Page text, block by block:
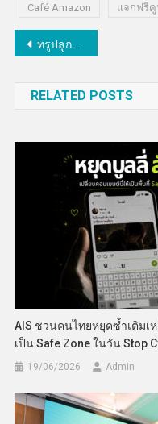
Café Amazon
แจกฟรีคู
แนะแนว
ทรูปลูกปัญญาร่วมกับมูลนิธิพลังน้ำใจและภาคีเครือข่าย ผนึกกำลังฟื้นฟูโรงเรียนที่ได้รับผลกระทบจากภัยพิบัติผ่านคอนเสิร์ตการกุศล”พลังน้ำใจไทย”
RELATED POSTS
AIS ชวนคนไทยหยุดซ้ำเติมเ
เป็น Safe Zone ในวัน Stop
19/06/2026 Admin